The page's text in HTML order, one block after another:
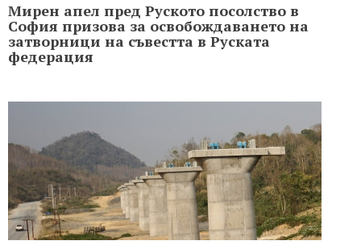
Мирен апел пред Руското посолство в
София призова за освобождаването на
затворници на съвестта в Руската
федерация